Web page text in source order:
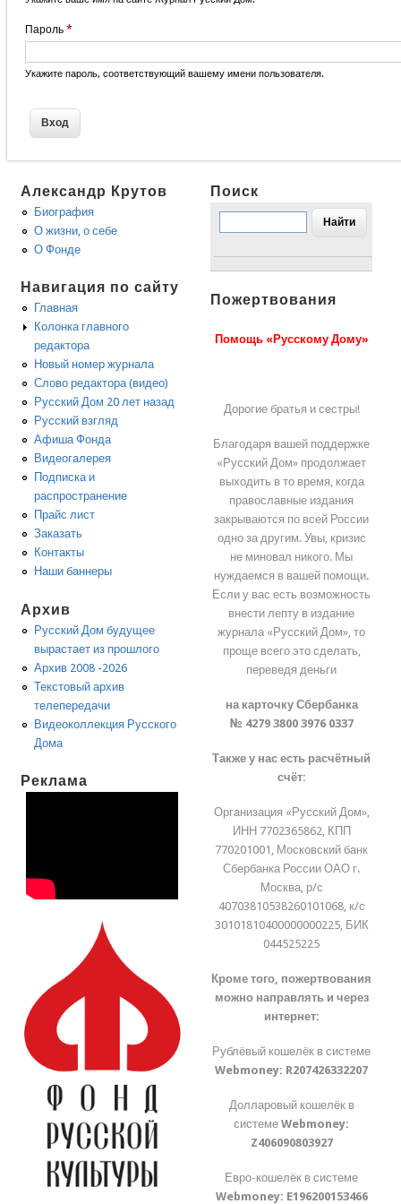
Пароль *
Укажите пароль, соответствующий вашему имени пользователя.
Александр Крутов
Биография
О жизни, о себе
О Фонде
Навигация по сайту
Главная
Колонка главного
редактора
Новый номер журнала
Слово редактора (видео)
Русский Дом 20 лет назад
Русский взгляд
Афиша Фонда
Видеогалерея
Подписка и
распространение
Прайс лист
Заказать
Контакты
Наши баннеры
Архив
Русский Дом будущее
вырастает из прошлого
Архив 2008 -2026
Текстовый архив
телепередачи
Видеоколлекция Русского
Дома
Реклама
Поиск
Пожертвования
Помощь «Русскому Дому»
Дорогие братья и сестры!
Благодаря вашей поддержке
«Русский Дом» продолжает
выходить в то время, когда
православные издания
закрываются по всей России
одно за другим. Увы, кризис
не миновал никого. Мы
нуждаемся в вашей помощи.
Если у вас есть возможность
внести лепту в издание
журнала «Русский Дом», то
проще всего это сделать,
переведя деньги
на карточку Сбербанка
№ 4279 3800 3976 0337
Также у нас есть расчётный
счёт:
Организация «Русский Дом»,
ИНН 7702365862, КПП
770201001, Московский банк
Сбербанка России ОАО г.
Москва, р/с
40703810538260101068, к/с
30101810400000000225, БИК
044525225
Кроме того, пожертвования
можно направлять и через
интернет:
Рублёвый кошелёк в системе
Webmoney: R207426332207
Долларовый кошелёк в
системеWebmoney:
Z406090803927
Евро-кошелёк в системе
Webmoney: E196200153466